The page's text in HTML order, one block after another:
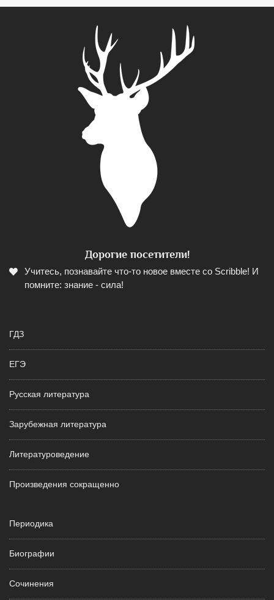
Дорогие посетители!
Учитесь, познавайте что-то новое вместе со Scribble! И
помните: знание - сила!
ГДЗ
ЕГЭ
Русская литература
Зарубежная литература
Литературоведение
Произведения сокращенно
Периодика
Биографии
Сочинения